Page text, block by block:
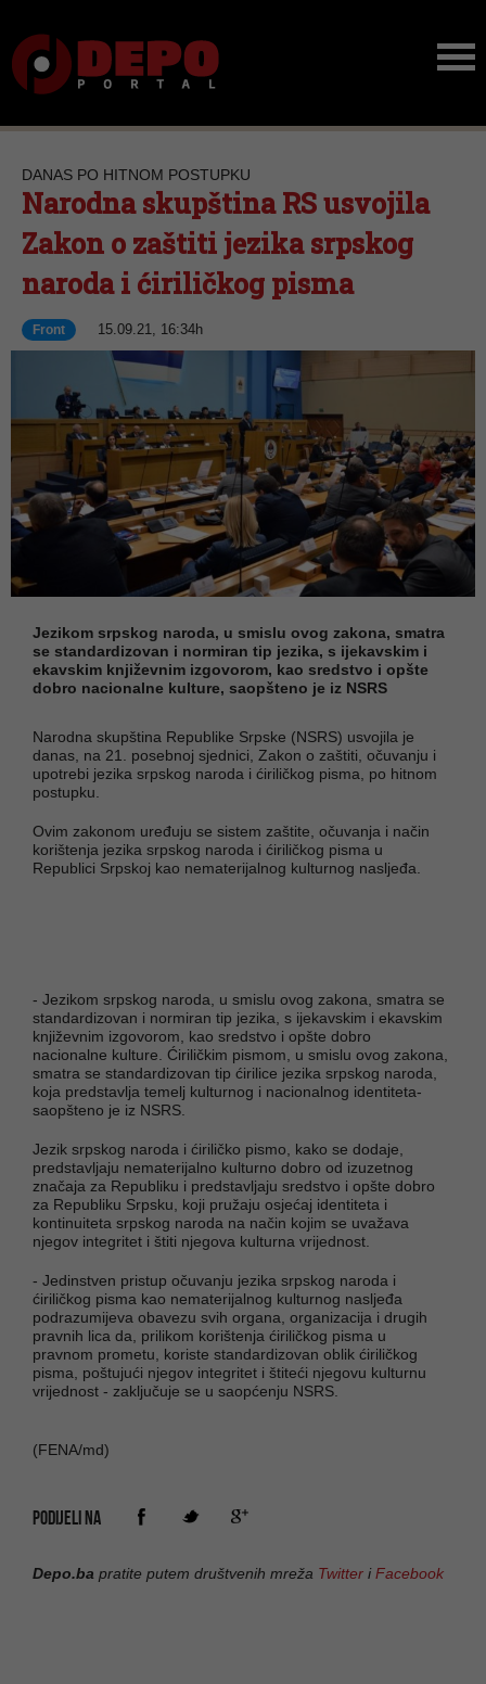
DANAS PO HITNOM POSTUPKU
Narodna skupština RS usvojila
Zakon o zaštiti jezika srpskog
naroda i ćiriličkog pisma
Front 15.09.21, 16:34h
Jezikom srpskog naroda, u smislu ovog zakona, smatra
se standardizovan i normiran tip jezika, s ijekavskim i
ekavskim književnim izgovorom, kao sredstvo i opšte
dobro nacionalne kulture, saopšteno je iz NSRS
Narodna skupština Republike Srpske (NSRS) usvojila je
danas, na 21. posebnoj sjednici, Zakon o zaštiti, očuvanju i
upotrebi jezika srpskog naroda i ćiriličkog pisma, po hitnom
postupku.
Ovim zakonom uređuju se sistem zaštite, očuvanja i način
korištenja jezika srpskog naroda i ćiriličkog pisma u
Republici Srpskoj kao nematerijalnog kulturnog nasljeđa.
- Jezikom srpskog naroda, u smislu ovog zakona, smatra se
standardizovan i normiran tip jezika, s ijekavskim i ekavskim
književnim izgovorom, kao sredstvo i opšte dobro
nacionalne kulture. Ćiriličkim pismom, u smislu ovog zakona,
smatra se standardizovan tip ćirilice jezika srpskog naroda,
koja predstavlja temelj kulturnog i nacionalnog identiteta-
saopšteno je iz NSRS.
Jezik srpskog naroda i ćiriličko pismo, kako se dodaje,
predstavljaju nematerijalno kulturno dobro od izuzetnog
značaja za Republiku i predstavljaju sredstvo i opšte dobro
za Republiku Srpsku, koji pružaju osjećaj identiteta i
kontinuiteta srpskog naroda na način kojim se uvažava
njegov integritet i štiti njegova kulturna vrijednost.
- Jedinstven pristup očuvanju jezika srpskog naroda i
ćiriličkog pisma kao nematerijalnog kulturnog nasljeđa
podrazumijeva obavezu svih organa, organizacija i drugih
pravnih lica da, prilikom korištenja ćiriličkog pisma u
pravnom prometu, koriste standardizovan oblik ćiriličkog
pisma, poštujući njegov integritet i štiteći njegovu kulturnu
vrijednost - zaključuje se u saopćenju NSRS.
(FENA/md)
PODIJELI NA
Depo.ba pratite putem društvenih mreža Twitter iFacebook